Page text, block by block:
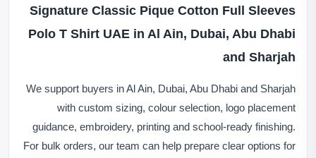
Signature Classic Pique Cotton Full Sleeves
Polo T Shirt UAE in Al Ain, Dubai, Abu Dhabi
and Sharjah
We support buyers in Al Ain, Dubai, Abu Dhabi and Sharjah
with custom sizing, colour selection, logo placement
guidance, embroidery, printing and school-ready finishing.
For bulk orders, our team can help prepare clear options for